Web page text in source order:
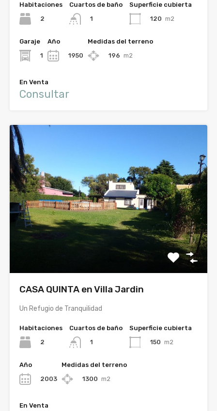
Habitaciones
2
Cuartos de baño
1
Superficie cubierta
120 m2
Garaje
1
Año
1950
Medidas del terreno
196 m2
En Venta
Consultar
CASA QUINTA en Villa Jardin
Un Refugio de Tranquilidad
Habitaciones
2
Cuartos de baño
1
Superficie cubierta
150 m2
Año
2003
Medidas del terreno
1300 m2
En Venta